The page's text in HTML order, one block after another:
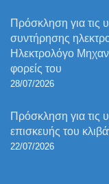
Πρόσκληση για τις
συντήρησης
Ηλεκτρολόγο
φορείς του
28/07/2026
Πρόσκληση για τις
επισκευής του
22/07/2026